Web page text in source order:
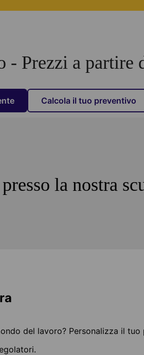
- Prezzi a partire
Calcola il tuo preventivo
la nostra
del lavoro? Personalizza il